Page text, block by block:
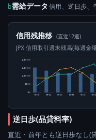
b需給データ 信用、逆日歩、
信用残推移 (直近12週)
JPX 信用取引週末残高(毎週金
0株
50万株
1.0百万株
1.5百万株
2.0百万株
05-15 05-22 05-29 06-05 06-12 06-19
逆日歩(品貸料率)
直近・前年とも逆日歩なし(